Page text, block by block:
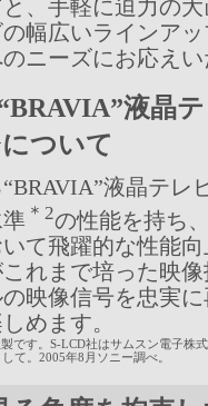
、手軽に迫力の
幅広いラインア
ニーズにお応え
液晶
について
液晶テレ
＊2の性能を持ち
て飛躍的な性能
れまで培った映
映像信号を忠実
めます。
です。S-LCD社はサムスン電子株
て。2005年8月ソニー調べ。